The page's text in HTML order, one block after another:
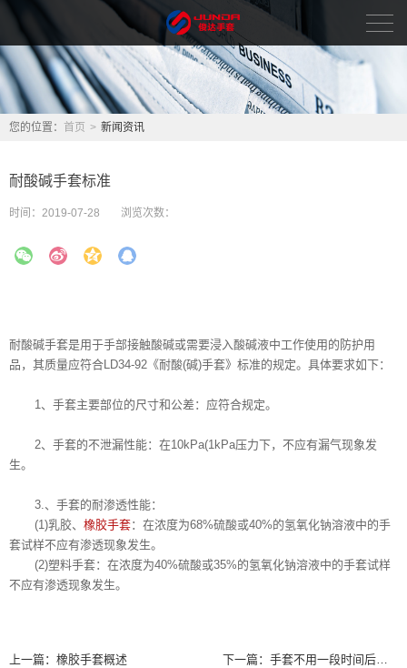
新闻资讯
English
您的位置： 首页 > 新闻资讯
耐酸碱手套标准
时间： 2019-07-28 浏览次数：
耐酸碱手套是用于手部接触酸碱或需要浸入酸碱液中工作使用的防护用
品，其质量应符合LD34-92《耐酸(碱)手套》标准的规定。具体要求如下：
1、手套主要部位的尺寸和公差：应符合规定。
2、手套的不泄漏性能：在10kPa(1kPa压力下，不应有漏气现象发
生。
3.、手套的耐渗透性能：
(1)乳胶、 橡胶手套：在浓度为68%硫酸或40%的氢氧化钠溶液中的手
套试样不应有渗透现象发生。
(2)塑料手套：在浓度为40%硫酸或35%的氢氧化钠溶液中的手套试样
不应有渗透现象发生。
上一篇： 橡胶手套概述 下一篇：手套不用一段时间后，为什么会粘黏在一起?